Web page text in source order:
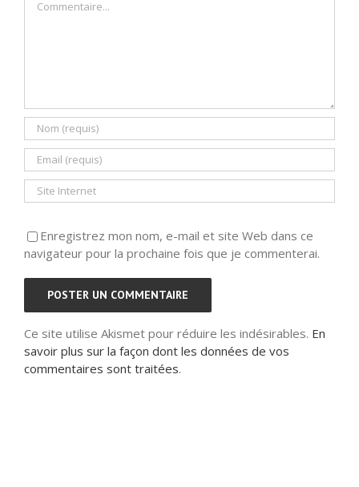
Enregistrez mon nom, e-mail et site Web dans ce
navigateur pour la prochaine fois que je commenterai.
Ce site utilise Akismet pour réduire les indésirables. En
savoir plus sur la façon dont les données de vos
commentaires sont traitées.